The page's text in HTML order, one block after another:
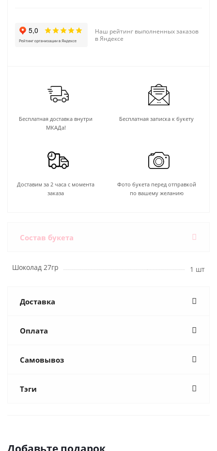
Наш рейтинг выполненных заказов
в Яндексе
Бесплатная доставка внутри
МКАДа!
Бесплатная записка к букету
Доставим за 2 часа с момента
заказа
Фото букета перед отправкой
по вашему желанию
Состав букета
Шоколад 27гр 1 шт
Доставка
Оплата
Самовывоз
Тэги